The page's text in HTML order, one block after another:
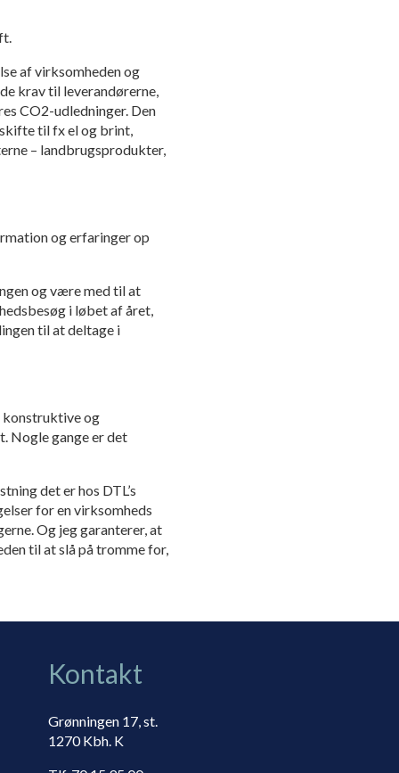
af virksomheden og
krav til leverandørerne,
CO2-udledninger. Den
til fx el og brint,
– landbrugsprodukter,
og erfaringer op
og være med til at
i løbet af året,
til at deltage i
konstruktive og
Nogle gange er det
det er hos DTL’s
for en virksomheds
Og jeg garanterer, at
til at slå på tromme for,
Kontakt
Grønningen 17, st.
1270 Kbh. K